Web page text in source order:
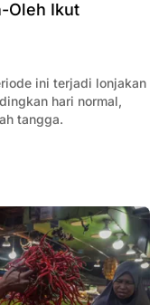
Oleh Ikut
ini terjadi lonjakan
hari normal,
tangga.